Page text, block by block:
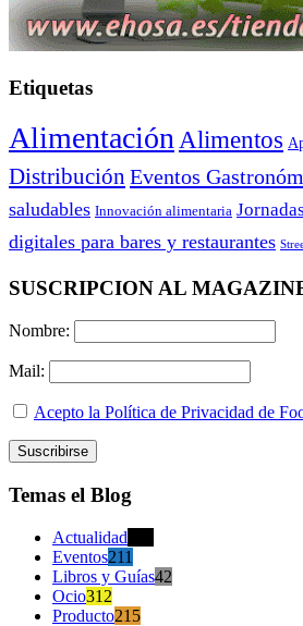
Etiquetas
Alimentación Alimentos
Distribución Eventos
saludables Innovación alimentaria
digitales para bares y restaurantes
SUSCRIPCION AL
Nombre:
Mail:
Acepto la Política de Privacidad de
Temas el Blog
Actualidad
Eventos211
Libros y Guías42
Ocio312
Producto215